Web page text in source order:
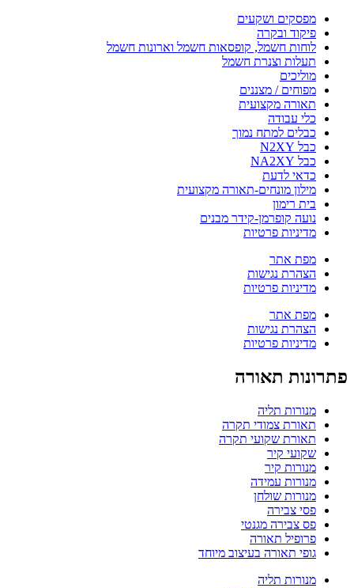
מפסקים ושקעים
פיקוד ובקרה
לוחות חשמל, קופסאות חשמל וארונות חשמל
תעלות וצנרת חשמל
מוליכים
מפוחים / מצננים
תאורה מקצועית
כלי עבודה
כבלים למתח נמוך
כבל N2XY
כבל NA2XY
כדאי לדעת
מילון מונחים-תאורה מקצועית
בית רימון
נועה קופרמן-קידר מבנים
מדיניות פרטיות
מפת אתר
הצהרת נגישות
מדיניות פרטיות
מפת אתר
הצהרת נגישות
מדיניות פרטיות
פתרונות תאורה
מנורות תליה
תאורת צמודי תקרה
תאורת שקועי תקרה
שקועי קיר
מנורות קיר
מנורות עמידה
מנורות שולחן
פסי צבירה
פס צבירה מגנטי
פרופיל תאורה
גופי תאורה בעיצוב מיוחד
מנורות תליה